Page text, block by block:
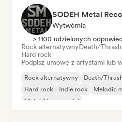
SODEH Metal
Wytwórnia
> 1100 udzielonych
Rock alternatywnyDeath/Thrash
Hard rock
Podpisz umowę z artystami lub
Rock alternatywny Death/
Hard rock
Indie rock
Melodic
Metal/Heavy metal